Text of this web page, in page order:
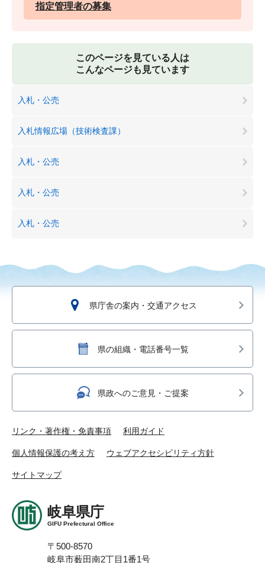
指定管理者の募集
このページを見ている人は
こんなページも見ています
入札・公売
入札情報広場（技術検査課）
入札・公売
入札・公売
入札・公売
県庁舎の案内・交通アクセス
県の組織・電話番号一覧
県政へのご意見・ご提案
リンク・著作権・免責事項 利用ガイド
個人情報保護の考え方 ウェブアクセシビリティ方針
サイトマップ
岐阜県庁
GIFU Prefectural Office
〒500-8570
岐阜市薮田南2丁目1番1号